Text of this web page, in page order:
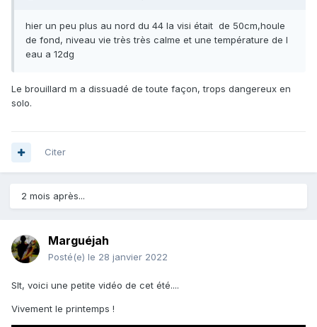
hier un peu plus au nord du 44 la visi était de 50cm,houle
de fond, niveau vie très très calme et une température de l
eau a 12dg
Le brouillard m a dissuadé de toute façon, trops dangereux en
solo.
Citer
2 mois après...
Marguéjah
Posté(e) le 28 janvier 2022
Slt, voici une petite vidéo de cet été....
Vivement le printemps !